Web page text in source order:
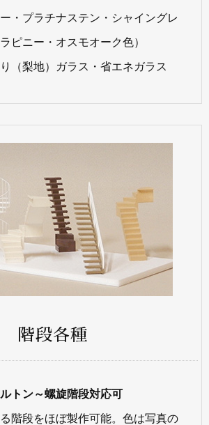
ー・プラチナステン・シャイングレ
ピニー・オスモオーク色）
（梨地）ガラス・省エネガラス
階段各種
トン～螺旋階段対応可
階段をほぼ製作可能。色は写真の